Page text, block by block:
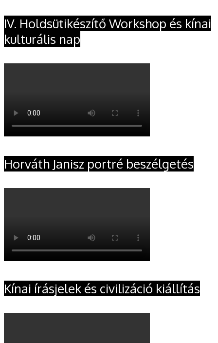
IV. Holdsütikészítő Workshop és kínai
kulturális nap
Horváth Janisz portré beszélgetés
Kínai írásjelek és civilizáció kiállítás